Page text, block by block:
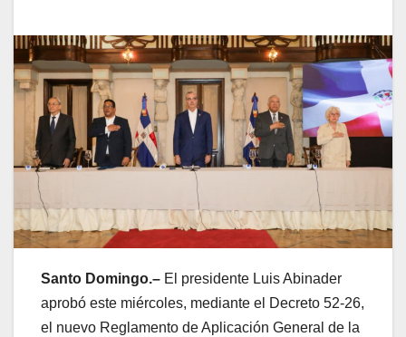
Santo Domingo.– El presidente Luis Abinader
aprobó este miércoles, mediante el Decreto 52-26,
el nuevo Reglamento de Aplicación General de la